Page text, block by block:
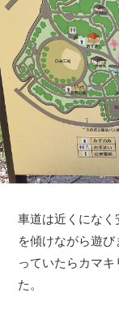
車道は近くにな
を傾けながら遊
っていたらカマ
た。